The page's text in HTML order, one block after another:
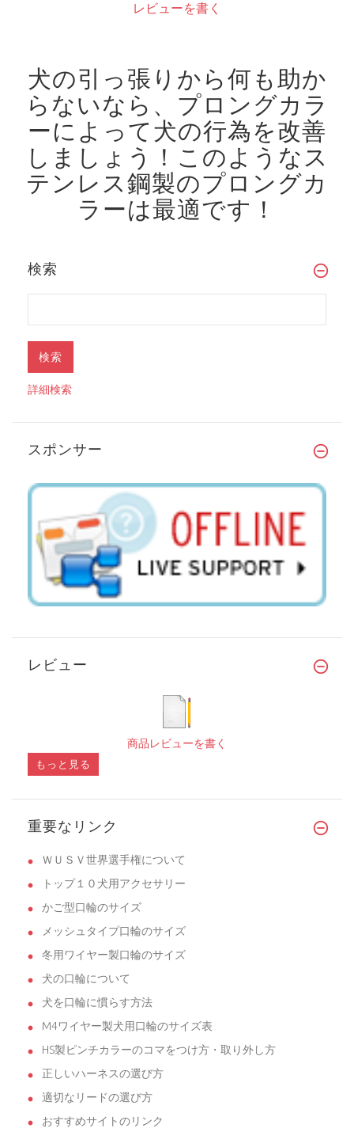
レビューを書く
犬の引っ張りから何も助か
らないなら、プロングカラ
ーによって犬の行為を改善
しましょう！ このようなス
テンレス鋼製のプロングカ
ラーは最適です！
検索
詳細検索
スポンサー
レビュー
商品レビューを書く
もっと見る
重要なリンク
ＷＵＳＶ世界選手権について
トップ１０犬用アクセサリー
かご型口輪のサイズ
メッシュタイプ口輪のサイズ
冬用ワイヤー製口輪のサイズ
犬の口輪について
犬を口輪に慣らす方法
M4ワイヤー製犬用口輪のサイズ表
HS製ピンチカラーのコマをつけ方・取り外し方
正しいハーネスの選び方
適切なリードの選び方
おすすめサイトのリンク